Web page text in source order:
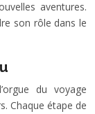
aventures.
son rôle dans le
du voyage
Chaque étape de